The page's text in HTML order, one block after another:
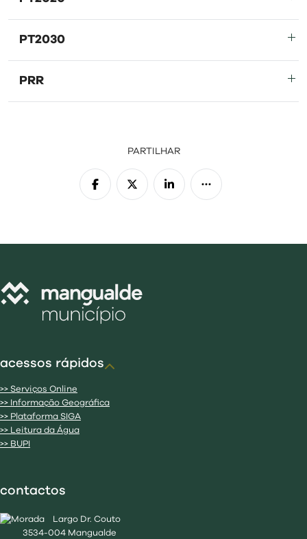
balcão digital
visit
PT2030
PRR
PARTILHAR
acessos rápidos
>> Serviços Online
>> Informação Geográfica
>> Plataforma SIGA
>> Leitura da Água
>> BUPI
contactos
Largo Dr. Couto
3534-004 Mangualde